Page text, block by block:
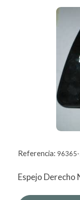
Referencia:
Espejo Derecho